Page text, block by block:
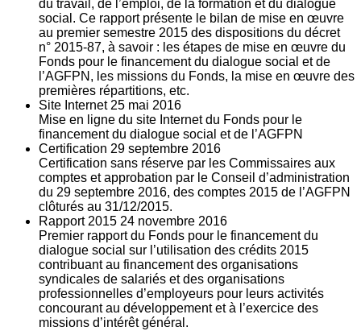
du travail, de l’emploi, de la formation et du dialogue
social. Ce rapport présente le bilan de mise en œuvre
au premier semestre 2015 des dispositions du décret
n° 2015-87, à savoir : les étapes de mise en œuvre du
Fonds pour le financement du dialogue social et de
l’AGFPN, les missions du Fonds, la mise en œuvre des
premières répartitions, etc.
Site Internet 25 mai 2016
Mise en ligne du site Internet du Fonds pour le
financement du dialogue social et de l’AGFPN
Certification 29 septembre 2016
Certification sans réserve par les Commissaires aux
comptes et approbation par le Conseil d’administration
du 29 septembre 2016, des comptes 2015 de l’AGFPN
clôturés au 31/12/2015.
Rapport 2015 24 novembre 2016
Premier rapport du Fonds pour le financement du
dialogue social sur l’utilisation des crédits 2015
contribuant au financement des organisations
syndicales de salariés et des organisations
professionnelles d’employeurs pour leurs activités
concourant au développement et à l’exercice des
missions d’intérêt général.